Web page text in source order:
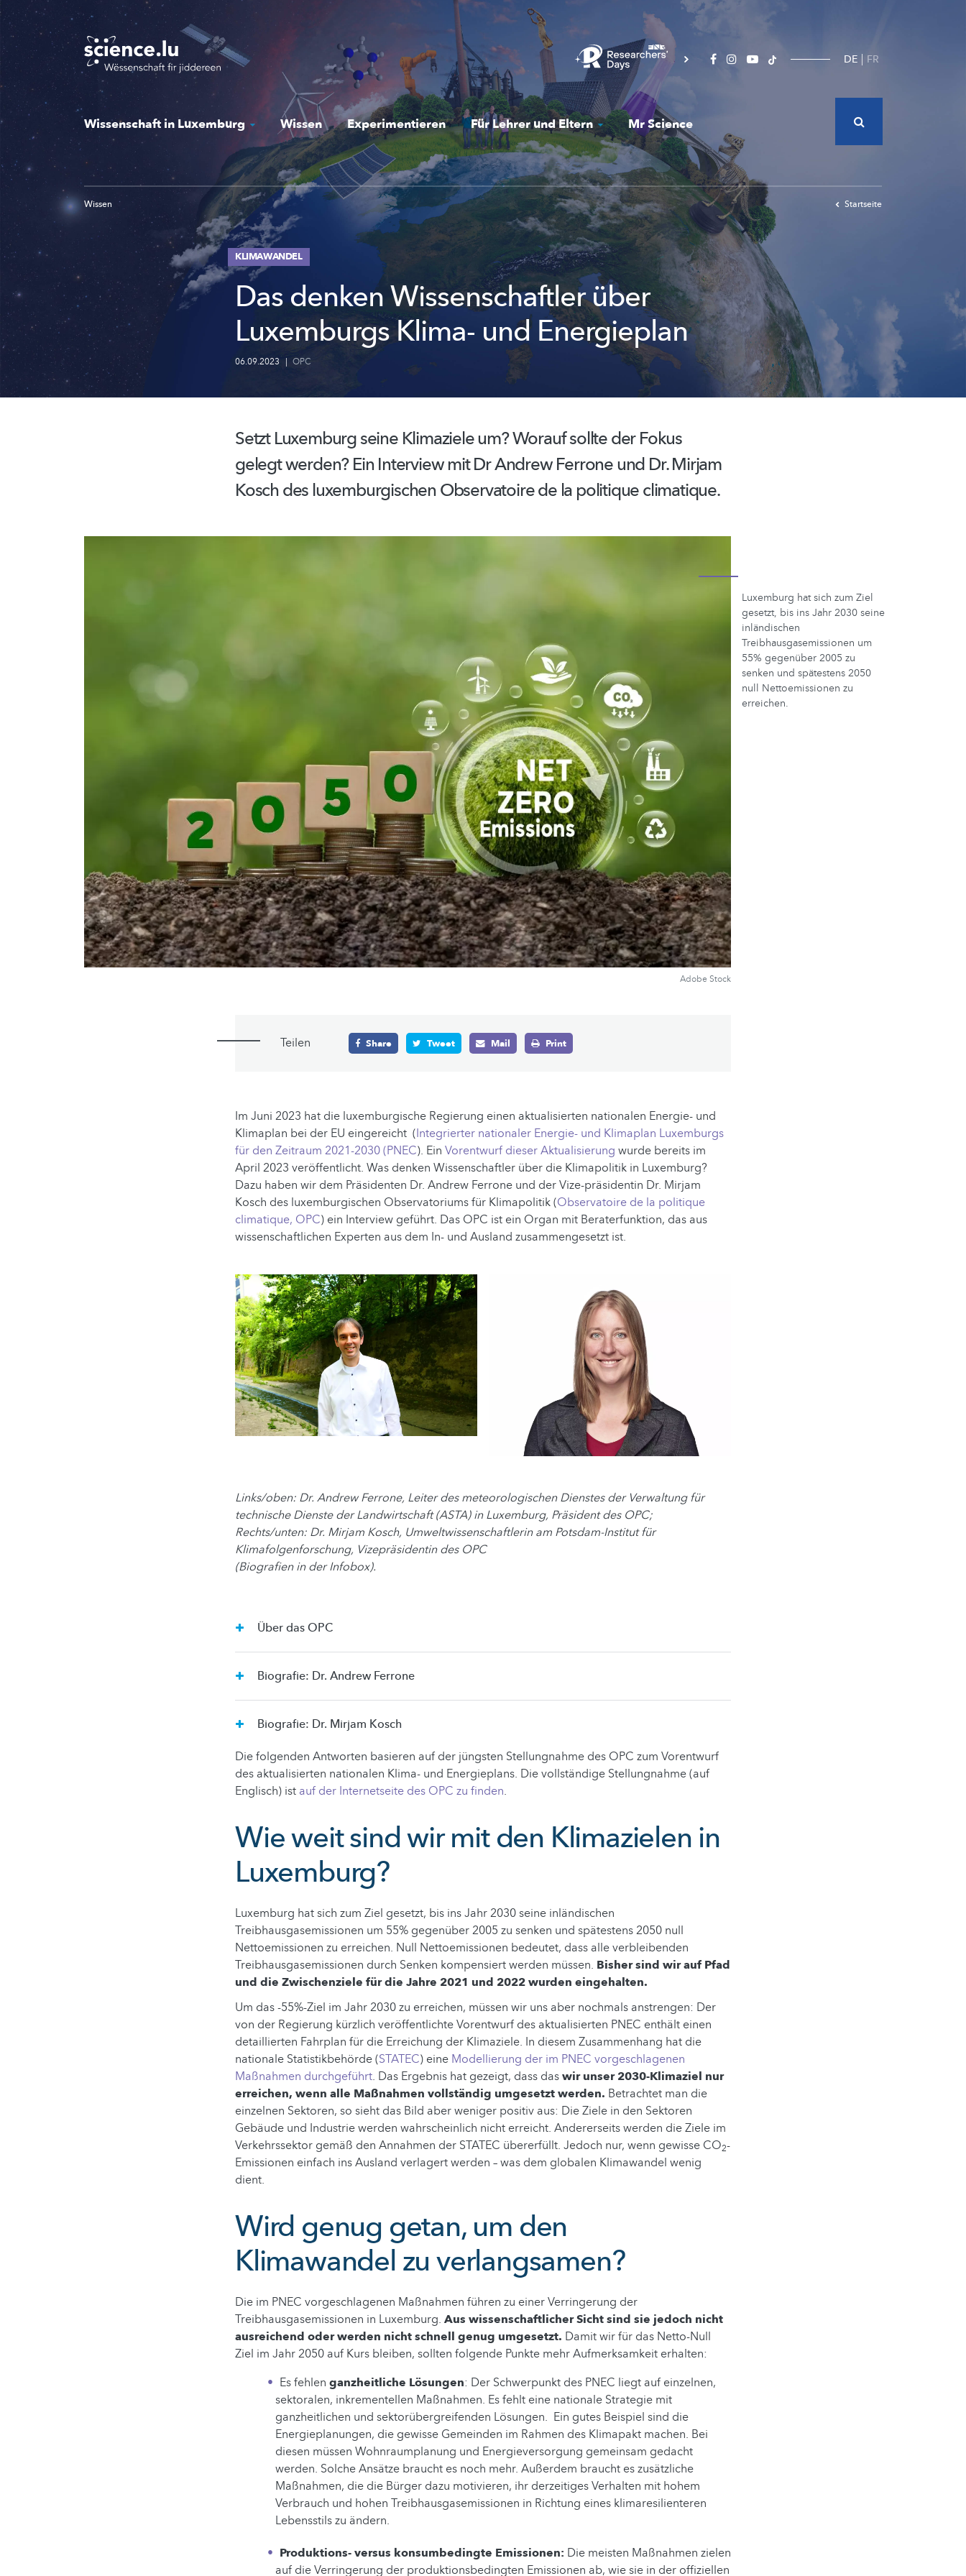
Skip
to
main
content
DE FR
Wissenschaft in Luxemburg Wissen Experimentieren Für Lehrer und Eltern Mr Science
Wissen Startseite
KLIMAWANDEL
Das denken Wissenschaftler über
Luxemburgs Klima- und Energieplan
06.09.2023 | OPC
Setzt Luxemburg seine Klimaziele um? Worauf sollte der Fokus
gelegt werden? Ein Interview mit Dr Andrew Ferrone und Dr. Mirjam
Kosch des luxemburgischen Observatoire de la politique climatique.
Adobe Stock
Luxemburg hat sich zum Ziel
gesetzt, bis ins Jahr 2030 seine
inländischen
Treibhausgasemissionen um
55% gegenüber 2005 zu
senken und spätestens 2050
null Nettoemissionen zu
erreichen.
Teilen Share Tweet Mail Print
Im Juni 2023 hat die luxemburgische Regierung einen aktualisierten nationalen Energie- und
Klimaplan bei der EU eingereicht (Integrierter nationaler Energie- und Klimaplan Luxemburgs
für den Zeitraum 2021-2030 (PNEC). Ein Vorentwurf dieser Aktualisierung wurde bereits im
April 2023 veröffentlicht. Was denken Wissenschaftler über die Klimapolitik in Luxemburg?
Dazu haben wir dem Präsidenten Dr. Andrew Ferrone und der Vize-präsidentin Dr. Mirjam
Kosch des luxemburgischen Observatoriums für Klimapolitik (Observatoire de la politique
climatique, OPC) ein Interview geführt. Das OPC ist ein Organ mit Beraterfunktion, das aus
wissenschaftlichen Experten aus dem In- und Ausland zusammengesetzt ist.
Links/oben: Dr. Andrew Ferrone, Leiter des meteorologischen Dienstes der Verwaltung für
technische Dienste der Landwirtschaft (ASTA) in Luxemburg, Präsident des OPC;
Rechts/unten: Dr. Mirjam Kosch, Umweltwissenschaftlerin am Potsdam-Institut für
Klimafolgenforschung, Vizepräsidentin des OPC
(Biografien in der Infobox).
Über das OPC
Biografie: Dr. Andrew Ferrone
Biografie: Dr. Mirjam Kosch
Die folgenden Antworten basieren auf der jüngsten Stellungnahme des OPC zum Vorentwurf
des aktualisierten nationalen Klima- und Energieplans. Die vollständige Stellungnahme (auf
Englisch) ist auf der Internetseite des OPC zu finden.
Wie weit sind wir mit den Klimazielen in
Luxemburg?
Luxemburg hat sich zum Ziel gesetzt, bis ins Jahr 2030 seine inländischen
Treibhausgasemissionen um 55% gegenüber 2005 zu senken und spätestens 2050 null
Nettoemissionen zu erreichen. Null Nettoemissionen bedeutet, dass alle verbleibenden
Treibhausgasemissionen durch Senken kompensiert werden müssen. Bisher sind wir auf Pfad
und die Zwischenziele für die Jahre 2021 und 2022 wurden eingehalten.
Um das -55%-Ziel im Jahr 2030 zu erreichen, müssen wir uns aber nochmals anstrengen: Der
von der Regierung kürzlich veröffentlichte Vorentwurf des aktualisierten PNEC enthält einen
detaillierten Fahrplan für die Erreichung der Klimaziele. In diesem Zusammenhang hat die
nationale Statistikbehörde (STATEC) eine Modellierung der im PNEC vorgeschlagenen
Maßnahmen durchgeführt. Das Ergebnis hat gezeigt, dass daswir unser 2030-Klimaziel nur
erreichen, wenn alle Maßnahmen vollständig umgesetzt werden. Betrachtet man die
einzelnen Sektoren, so sieht das Bild aber weniger positiv aus: Die Ziele in den Sektoren
Gebäude und Industrie werden wahrscheinlich nicht erreicht. Andererseits werden die Ziele im
Verkehrssektor gemäß den Annahmen der STATEC übererfüllt. Jedoch nur, wenn gewisse CO2-
Emissionen einfach ins Ausland verlagert werden – was dem globalen Klimawandel wenig
dient.
Wird genug getan, um den
Klimawandel zu verlangsamen?
Die im PNEC vorgeschlagenen Maßnahmen führen zu einer Verringerung der
Treibhausgasemissionen in Luxemburg. Aus wissenschaftlicher Sicht sind sie jedoch nicht
ausreichend oder werden nicht schnell genug umgesetzt. Damit wir für das Netto-Null
Ziel im Jahr 2050 auf Kurs bleiben, sollten folgende Punkte mehr Aufmerksamkeit erhalten:
Es fehlen ganzheitliche Lösungen: Der Schwerpunkt des PNEC liegt auf einzelnen,
sektoralen, inkrementellen Maßnahmen. Es fehlt eine nationale Strategie mit
ganzheitlichen und sektorübergreifenden Lösungen. Ein gutes Beispiel sind die
Energieplanungen, die gewisse Gemeinden im Rahmen des Klimapakt machen. Bei
diesen müssen Wohnraumplanung und Energieversorgung gemeinsam gedacht
werden. Solche Ansätze braucht es noch mehr. Außerdem braucht es zusätzliche
Maßnahmen, die die Bürger dazu motivieren, ihr derzeitiges Verhalten mit hohem
Verbrauch und hohen Treibhausgasemissionen in Richtung eines klimaresilienteren
Lebensstils zu ändern.
Produktions- versus konsumbedingte Emissionen: Die meisten Maßnahmen zielen
auf die Verringerung der produktionsbedingten Emissionen ab, wie sie in der offiziellen